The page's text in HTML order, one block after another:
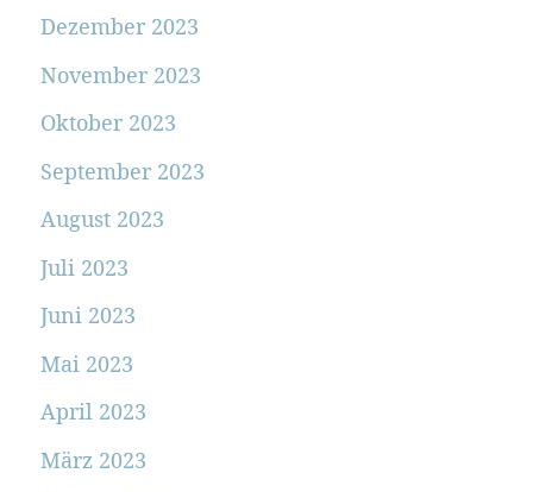
Dezember 2023
November 2023
Oktober 2023
September 2023
August 2023
Juli 2023
Juni 2023
Mai 2023
April 2023
März 2023